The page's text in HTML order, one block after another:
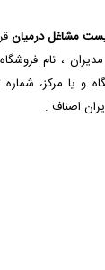
مشاغل درمیان
، نام
و یا مرکز،
اصناف .